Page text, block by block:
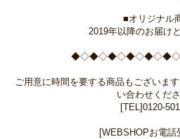
■オリジナル
2019年以降のお届け
ご用意に時間を要する商品もございま
い合わせくださ
[TEL]0120-
[WEBSHOPお電話